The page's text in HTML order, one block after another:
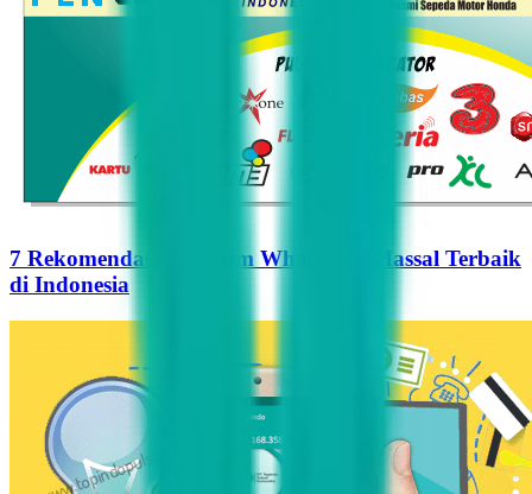
7 Rekomendasi Pengirim WhatsApp Massal Terbaik
di Indonesia